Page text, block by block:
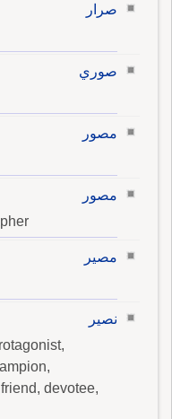
صرار
صوري
مصور
مصور
مصير
نصير
devotee,